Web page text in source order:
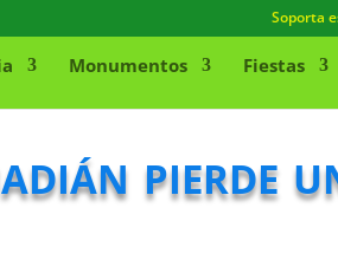
Soporta
Monumentos Fiestas
pierde